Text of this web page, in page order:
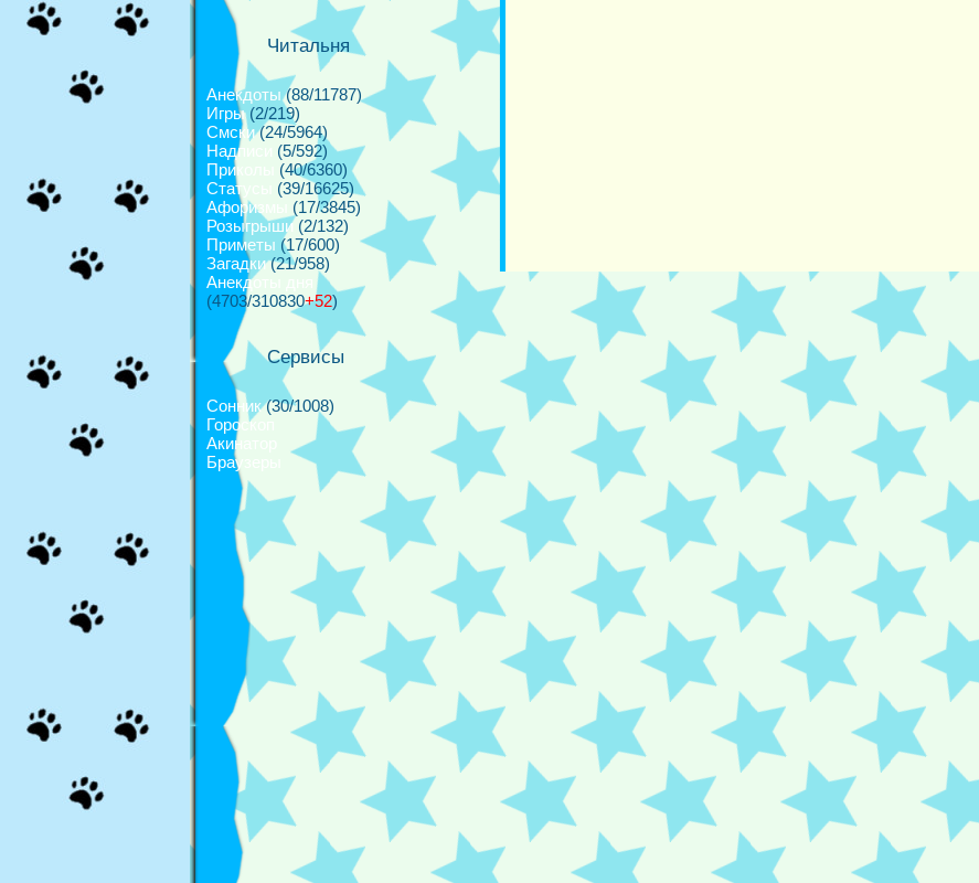
Читальня
Анекдоты(88/11787)
Игры(2/219)
Смски(24/5964)
Надписи
(5/592)
Приколы
(40/6360)
Cтатусы
(39/16625)
Афоризмы
(17/3845)
Розыгрыши(2/132)
Приметы (17/600)
Загадки(21/958)
Анекдоты дня
(4703/310830+52)
Сервисы
Сонник(30/1008)
Гороскоп
Акинатор
Браузеры